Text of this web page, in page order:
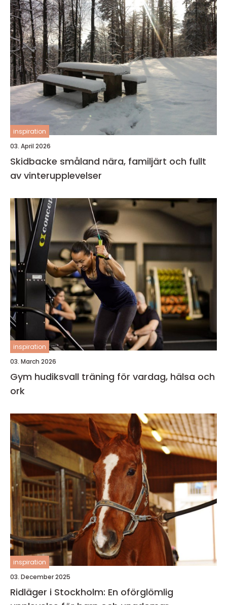
inspiration
03. April 2026
Skidbacke småland nära, familjärt och fullt
av vinterupplevelser
inspiration
03. March 2026
Gym hudiksvall träning för vardag, hälsa och
ork
inspiration
03. December 2025
Ridläger i Stockholm: En oförglömlig